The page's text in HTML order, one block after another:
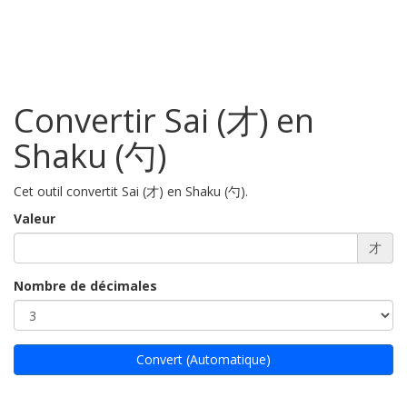
Convertir Sai (才) en
Shaku (勺)
Cet outil convertit Sai (才) en Shaku (勺).
Valeur
才
Nombre de décimales
Convert (Automatique)